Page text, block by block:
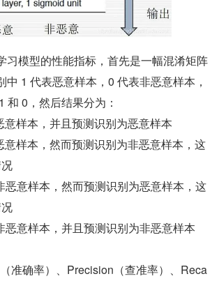
习模型的性能指标，首先是一幅混淆矩阵
中 1 代表恶意样本，0 代表非恶意样本，
和 0，然后结果分为：
意样本，并且预测识别为恶意样本
意样本，然而预测识别为非恶意样本，这
恶意样本，然而预测识别为恶意样本，这
恶意样本，并且预测识别为非恶意样本
准确率）、Precision（查准率）、Reca